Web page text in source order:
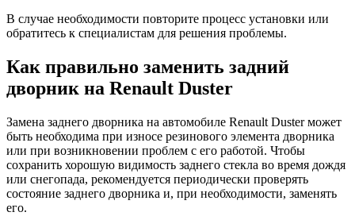
В случае необходимости повторите процесс установки или
обратитесь к специалистам для решения проблемы.
Как правильно заменить задний
дворник на Renault Duster
Замена заднего дворника на автомобиле Renault Duster может
быть необходима при износе резинового элемента дворника
или при возникновении проблем с его работой. Чтобы
сохранить хорошую видимость заднего стекла во время дождя
или снегопада, рекомендуется периодически проверять
состояние заднего дворника и, при необходимости, заменять
его.